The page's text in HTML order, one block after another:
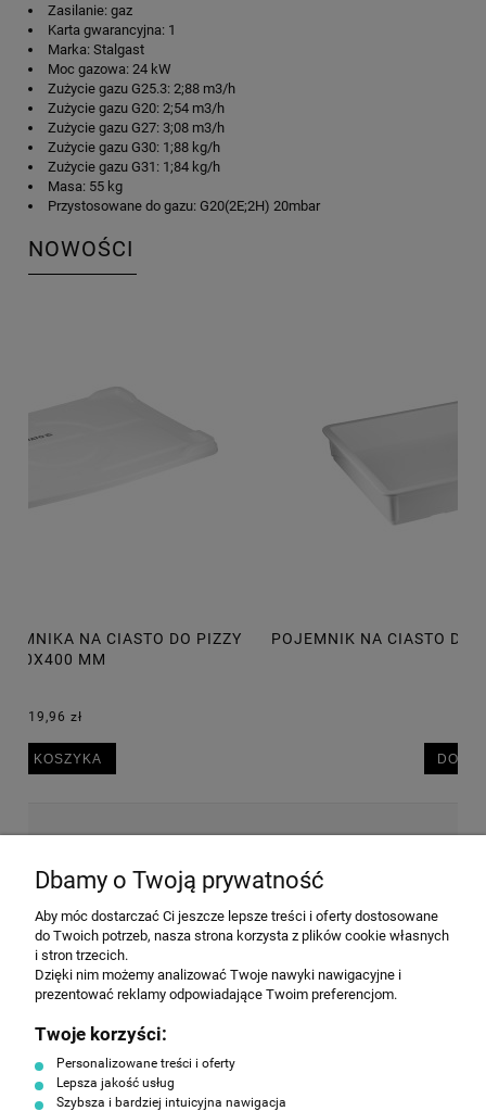
Zasilanie: gaz
Karta gwarancyjna: 1
Marka: Stalgast
Moc gazowa: 24 kW
Zużycie gazu G25.3: 2;88 m3/h
Zużycie gazu G20: 2;54 m3/h
Zużycie gazu G27: 3;08 m3/h
Zużycie gazu G30: 1;88 kg/h
Zużycie gazu G31: 1;84 kg/h
Masa: 55 kg
Przystosowane do gazu: G20(2E;2H) 20mbar
NOWOŚCI
POJEMNIK NA CIASTO DO PIZZY 600X400X75 MM, 14L
Wyrażam zgodę na przesyłanie informacji
handlowej na poniższy adres email. Więcej w
ZAPISZ SIĘ
Dbamy o Twoją prywatność
Aby móc dostarczać Ci jeszcze lepsze treści i oferty dostosowane
do Twoich potrzeb, nasza strona korzysta z plików cookie własnych
i stron trzecich.
Dzięki nim możemy analizować Twoje nawyki nawigacyjne i
prezentować reklamy odpowiadające Twoim preferencjom.
Twoje korzyści:
Personalizowane treści i oferty
Lepsza jakość usług
Szybsza i bardziej intuicyjna nawigacja